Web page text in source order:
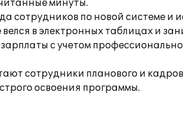
минуты.
сотрудников по новой системе и
в электронных таблицах и
с учетом
сотрудники планового и
освоения программы.